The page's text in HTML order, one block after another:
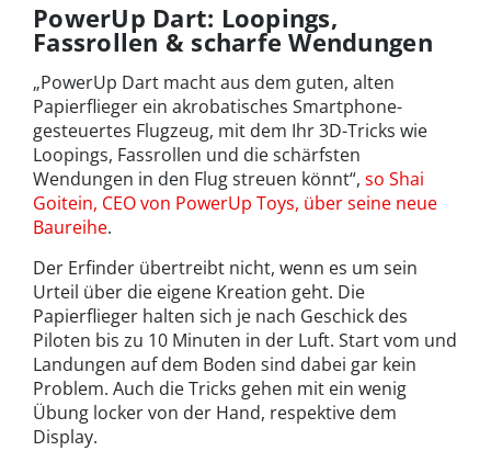
PowerUp Dart: Loopings,
Fassrollen & scharfe Wendungen
„PowerUp Dart macht aus dem guten, alten
Papierflieger ein akrobatisches Smartphone-
gesteuertes Flugzeug, mit dem Ihr 3D-Tricks wie
Loopings, Fassrollen und die schärfsten
Wendungen in den Flug streuen könnt“, so Shai
Goitein, CEO von PowerUp Toys, über seine neue
Baureihe.
Der Erfinder übertreibt nicht, wenn es um sein
Urteil über die eigene Kreation geht. Die
Papierflieger halten sich je nach Geschick des
Piloten bis zu 10 Minuten in der Luft. Start vom und
Landungen auf dem Boden sind dabei gar kein
Problem. Auch die Tricks gehen mit ein wenig
Übung locker von der Hand, respektive dem
Display.